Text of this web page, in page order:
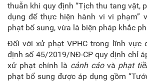
thuẫn khi quy định “Tịch thu tang vật,
dụng để thực hiện hành vi vi phạm”
phạt bổ sung, vừa là biện pháp khắc
Đối với xử phạt VPHC trong lĩnh vực
định số 45/2019/NĐ-CP quy định chỉ
xử phạt chính là cảnh cáovà phạt
phạt bổ sung được áp dụng gồm